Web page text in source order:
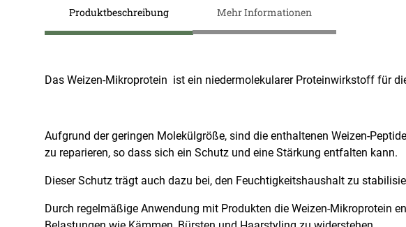
Produktbeschreibung
Das Weizen-Mikroprotein ist ein niedermolekularer Proteinwirkstoff für
Aufgrund der geringen Molekülgröße, sind die enthaltenen Weizen-
zu reparieren, so dass sich ein Schutz und eine Stärkung entfalten kann.
Dieser Schutz trägt auch dazu bei, den Feuchtigkeitshaushalt zu
Durch regelmäßige Anwendung mit Produkten die Weizen-Mikroprotein
Mehr Informationen